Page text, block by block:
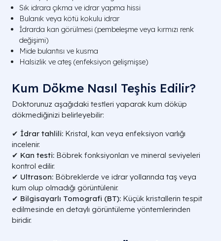
Sık idrara çıkma ve idrar yapma hissi
Bulanık veya kötü kokulu idrar
İdrarda kan görülmesi (pembeleşme veya kırmızı renk
değişimi)
Mide bulantısı ve kusma
Halsizlik ve ateş (enfeksiyon gelişmişse)
Kum Dökme Nasıl Teşhis Edilir?
Doktorunuz aşağıdaki testleri yaparak kum döküp
dökmediğinizi belirleyebilir:
✔ İdrar tahlili: Kristal, kan veya enfeksiyon varlığı
incelenir.
✔ Kan testi: Böbrek fonksiyonları ve mineral seviyeleri
kontrol edilir.
✔ Ultrason: Böbreklerde ve idrar yollarında taş veya
kum olup olmadığı görüntülenir.
✔ Bilgisayarlı Tomografi (BT): Küçük kristallerin tespit
edilmesinde en detaylı görüntüleme yöntemlerinden
biridir.